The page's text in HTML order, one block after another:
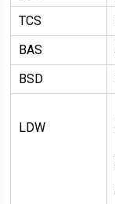
TCS
BAS
BSD
LDW